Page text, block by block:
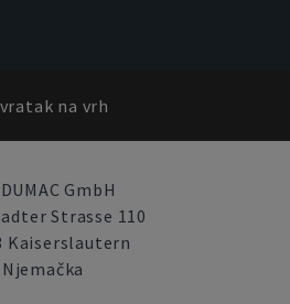
na vrh
GmbH
Strasse 110
Kaiserslautern
Njemačka